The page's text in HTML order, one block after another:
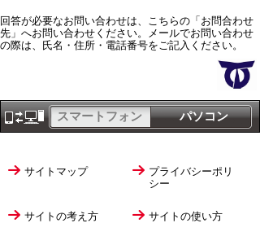
回答が必要なお問い合わせは、こちらの「お問合わせ
先」へお問い合わせください。メールでお問い合わせ
の際は、氏名・住所・電話番号をご記入ください。
パソコン
スマートフォン
サイトマップ
プライバシーポリ
シー
サイトの考え方 サイトの使い方